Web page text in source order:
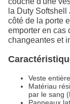
la Duty
côté de la porte
emporter en cas
changeantes et
Veste
Matériau
par le sang